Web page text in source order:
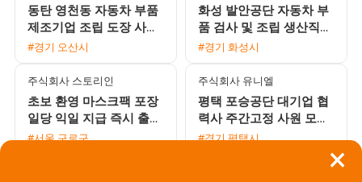
×
동탄 영천동 자동차 부품
제조기업 조립 도장 사출
생산직 모집 사출부서 수
#경기 오산시
화성 발안공단 자동차 부
품 검사 및 조립 생산직
모집 (가불 가능, 초보 및
#경기 화성시
주식회사 스토리인
초보 환영 마스크팩 포장
일당 익일 지급 즉시 출근
가능
#서울 구로구
주식회사 유니엘
평택 포승공단 대기업 협
력사 주간고정 사원 모집
월 350만원 이상 가능 및
#경기 평택시